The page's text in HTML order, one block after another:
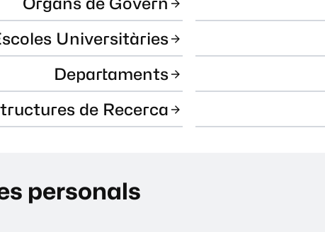
Universitàries
Departaments
de Recerca
personals